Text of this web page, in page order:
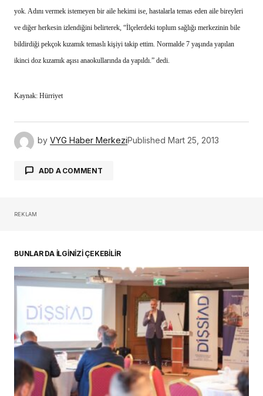
yok. Adını vermek istemeyen bir aile hekimi ise, hastalarla temas eden aile bireyleri
ve diğer herkesin izlendiğini belirterek, “İlçelerdeki toplum sağlığı merkezinin bile
bildirdiği pekçok kızamık temaslı kişiyi takip ettim. Normalde 7 yaşında yapılan
ikinci doz kızamık aşısı anaokullarında da yapıldı.” dedi.
Kaynak: Hürriyet
by VYG Haber MerkeziPublished Mart 25, 2013
ADD A COMMENT
REKLAM
BUNLAR DA İLGİNİZİ ÇEKEBİLİR